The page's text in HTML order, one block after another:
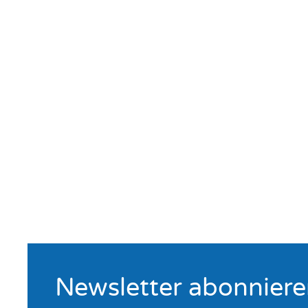
Newsletter